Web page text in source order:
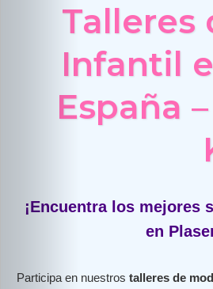
Talleres
Infantil
España
¡Encuentra los mejores
en
Participa en nuestros talleres de